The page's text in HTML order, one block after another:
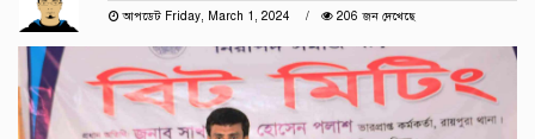
আপডেট Friday, March 1, 2024
206 জন দেখেছে